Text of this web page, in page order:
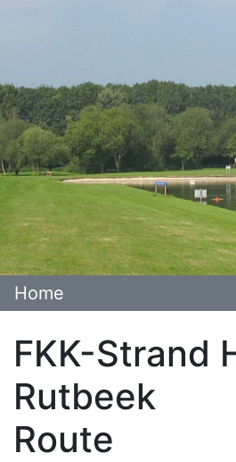
Home
FKK-Strand
Rutbeek
Route